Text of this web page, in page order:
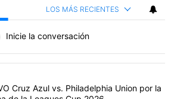
LOS MÁS RECIENTES
Inicie la conversación